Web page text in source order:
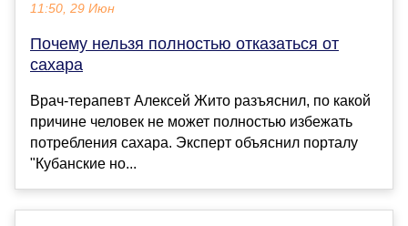
11:50, 29 Июн
Почему нельзя полностью отказаться от
сахара
Врач-терапевт Алексей Жито разъяснил, по какой
причине человек не может полностью избежать
потребления сахара. Эксперт объяснил порталу
"Кубанские но...